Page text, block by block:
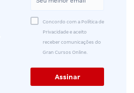
Concordo com a Política de
Privacidade e aceito
receber comunicações do
Gran Cursos Online.